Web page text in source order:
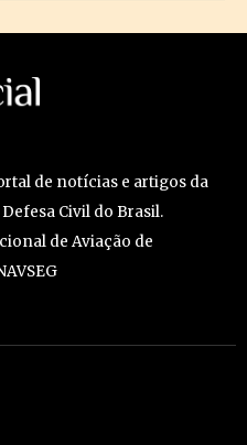
de notícias e artigos da
Civil do Brasil.
de Aviação de